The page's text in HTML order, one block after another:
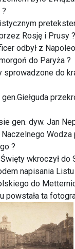
Rosję i Prusy ?
odbył z
do Paryża ?
sprowadzone do
gen. dyw. Jan
Naczelnego
?
wkroczył do
napisania
do
powstała ta